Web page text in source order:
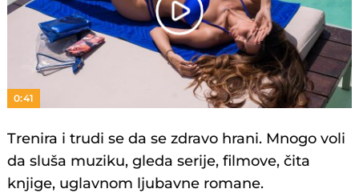
Play
Video
0:41
Trenira i trudi se da se zdravo hrani. Mnogo voli
da sluša muziku, gleda serije, filmove, čita
knjige, uglavnom ljubavne romane.